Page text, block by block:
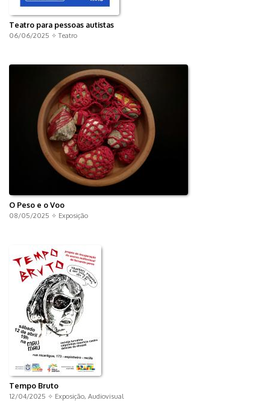
Teatro para pessoas autistas
06/06/2025 ✧Teatro
O Peso e o Voo
08/05/2025 ✧ Exposição
Tempo Bruto
12/04/2025 ✧ Exposição, Audiovisual